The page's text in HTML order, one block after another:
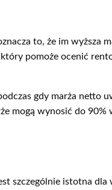
to, że im wyższa
pomoże ocenić
gdy marża netto
mogą wynosić do
szczególnie istotna